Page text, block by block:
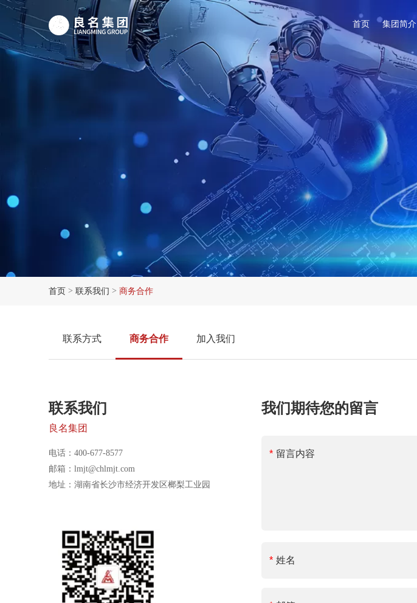
首页 集团简介
首页 > 联系我们 > 商务合作
联系方式 商务合作 加入我们
联系我们
良名集团
电话：400-677-8577
邮箱： lmjt@chlmjt.com
地址：湖南省长沙市经济开发区榔梨工业园
我们期待您的留言